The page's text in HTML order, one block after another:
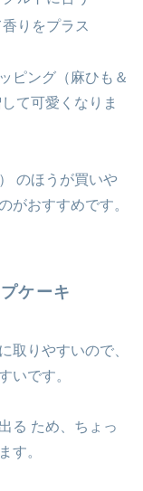
りをプラス
ピング（麻ひも＆
て可愛くなりま
のほうが買いや
がおすすめです。
ケーキ
取りやすいので、
いです。
る ため、ちょっ
す。